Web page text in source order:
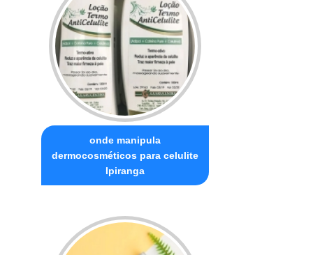
onde manipula
dermocosméticos para celulite
Ipiranga